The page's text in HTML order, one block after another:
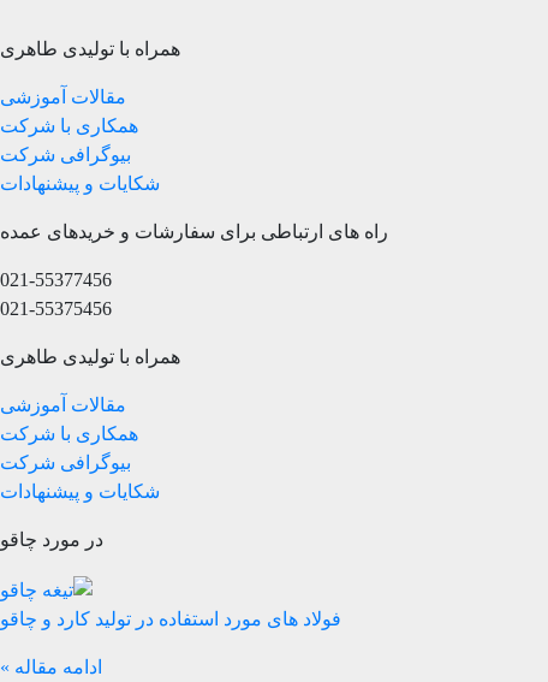
همراه با تولیدی طاهری
مقالات آموزشی
همکاری با شرکت
بیوگرافی شرکت
شکایات و پیشنهادات
راه های ارتباطی برای سفارشات و خریدهای عمده
021-55377456
021-55375456
همراه با تولیدی طاهری
مقالات آموزشی
همکاری با شرکت
بیوگرافی شرکت
شکایات و پیشنهادات
در مورد چاقو
فولاد های مورد استفاده در تولید کارد و چاقو
ادامه مقاله »